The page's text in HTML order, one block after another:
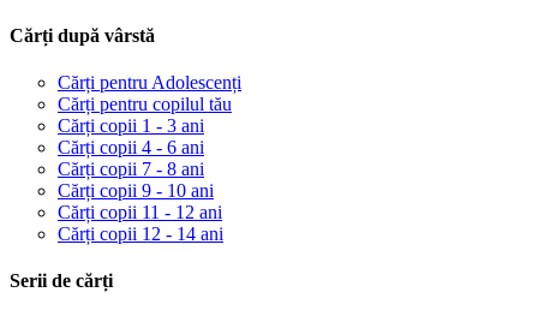
Cărți după vârstă
Cărți pentru Adolescenți
Cărți pentru copilul tău
Cărți copii 1 - 3 ani
Cărți copii 4 - 6 ani
Cărți copii 7 - 8 ani
Cărți copii 9 - 10 ani
Cărți copii 11 - 12 ani
Cărți copii 12 - 14 ani
Serii de cărți